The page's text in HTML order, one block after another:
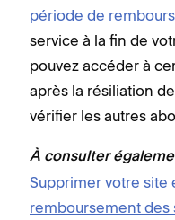
période de
service à la fin de
pouvez accéder à
après la résiliation
vérifier les autres
À consulter
Supprimer votre site
remboursement des